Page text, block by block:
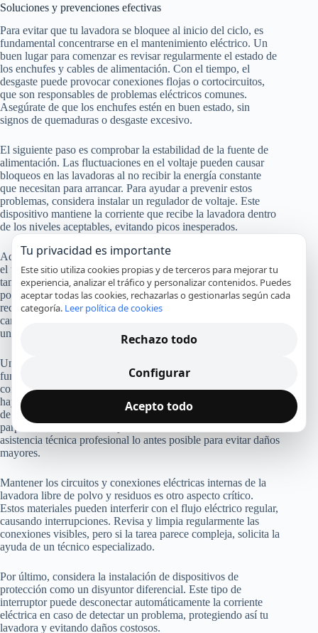
Soluciones y prevenciones efectivas
Para evitar que tu lavadora se bloquee al inicio del ciclo, es
fundamental concentrarse en el mantenimiento eléctrico. Un
buen lugar para comenzar es revisar regularmente el estado de
los enchufes y cables de alimentación. Con el tiempo, el
desgaste puede provocar conexiones flojas o cortocircuitos,
que son responsables de problemas eléctricos comunes.
Asegúrate de que los enchufes estén en buen estado, sin
signos de quemaduras o desgaste excesivo.
El siguiente paso es comprobar la estabilidad de la fuente de
alimentación. Las fluctuaciones en el voltaje pueden causar
bloqueos en las lavadoras al no recibir la energía constante
que necesitan para arrancar. Para ayudar a prevenir estos
problemas, considera instalar un regulador de voltaje. Este
dispositivo mantiene la corriente que recibe la lavadora dentro
de los niveles aceptables, evitando picos inesperados.
Además, presta atención a la carga de la lavadora. Sobrecargar
el tambor no solo afecta la eficacia del lavado, sino que
también puede generar un mayor esfuerzo del motor, lo que
podría desembocar en fallos eléctricos. Procura seguir las
recomendaciones del fabricante respecto al peso máximo por
carga, asegurando también que la ropa esté distribuida
uniformemente para evitar desbalances.
Una causa potencialmente evasiva de bloqueos es el mal
funcionamiento del temporizador o del panel de control. Estos
componentes pueden sufrir fallos eléctricos, principalmente si
hay presencia de humedad o residuos acumulados. Asegúrate
de mantener el área limpia y seca. Si notas que la pantalla
parpadea o muestra mensajes de error inusuales, busca
asistencia técnica profesional lo antes posible para evitar daños
mayores.
Mantener los circuitos y conexiones eléctricas internas de la
lavadora libre de polvo y residuos es otro aspecto crítico.
Estos materiales pueden interferir con el flujo eléctrico regular,
causando interrupciones. Revisa y limpia regularmente las
conexiones visibles, pero si la tarea parece compleja, solicita la
ayuda de un técnico especializado.
Por último, considera la instalación de dispositivos de
protección como un disyuntor diferencial. Este tipo de
interruptor puede desconectar automáticamente la corriente
eléctrica en caso de detectar un problema, protegiendo así tu
lavadora y evitando daños costosos.
Tu privacidad es importante
Este sitio utiliza cookies propias y de terceros para mejorar tu
experiencia, analizar el tráfico y personalizar contenidos. Puedes
aceptar todas las cookies, rechazarlas o gestionarlas según cada
categoría. Leer política de cookies
Rechazo todo
Configurar
Acepto todo